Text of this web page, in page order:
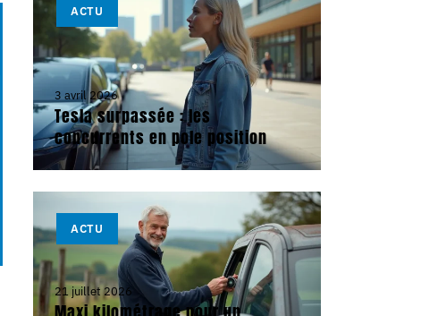
ACTU
3 avril 2026
Tesla surpassée : les
concurrents en pole position
ACTU
21 juillet 2026